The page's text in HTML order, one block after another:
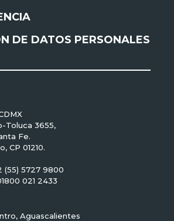
DE DATOS PERSONALES
Toluca 3655,
Fe.
CP 01210.
(55) 5727 9800
021 2433
Aguascalientes